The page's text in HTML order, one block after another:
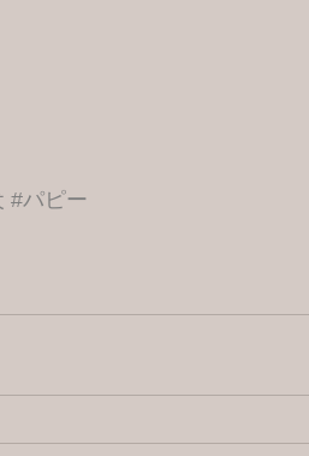
#パピー